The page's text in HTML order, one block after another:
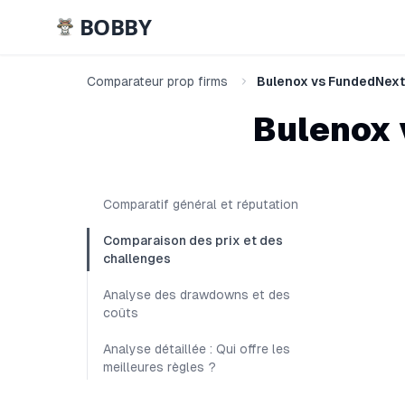
BOBBY
Comparateur prop firms Bulenox vs FundedNext
Bulenox
Comparatif général et réputation
Comparaison des prix et des
challenges
Analyse des drawdowns et des
coûts
Analyse détaillée : Qui offre les
meilleures règles ?